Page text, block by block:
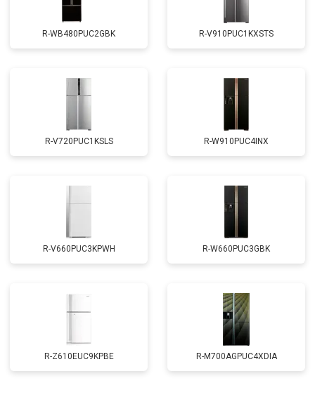
R-WB480PUC2GBK R-V910PUC1KXSTS
R-V720PUC1KSLS R-W910PUC4INX
R-V660PUC3KPWH R-W660PUC3GBK
R-Z610EUC9KPBE R-M700AGPUC4XDIA